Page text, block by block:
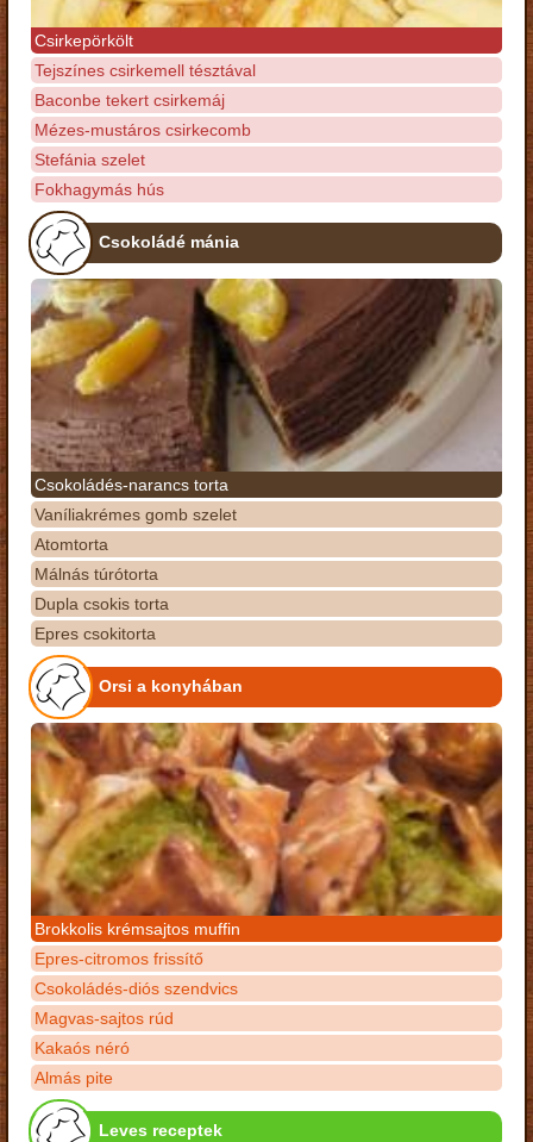
Csirkepörkölt
Tejszínes csirkemell tésztával
Baconbe tekert csirkemáj
Mézes-mustáros csirkecomb
Stefánia szelet
Fokhagymás hús
Csokoládé mánia
Csokoládés-narancs torta
Vaníliakrémes gomb szelet
Atomtorta
Málnás túrótorta
Dupla csokis torta
Epres csokitorta
Orsi a konyhában
Brokkolis krémsajtos muffin
Epres-citromos frissítő
Csokoládés-diós szendvics
Magvas-sajtos rúd
Kakaós néró
Almás pite
Leves receptek